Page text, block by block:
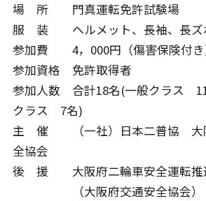
場 所 門真運転免許試験場
服 装 ヘルメット、長袖、長ズ
参加費 4，000円（傷害保険付き
参加資格 免許取得者
参加人数 合計18名(一般クラス
クラス 7名)
主 催 （一社）日本二普協 大
全協会
後 援 大阪府二輪車安全運転推
（大阪府交通安全協会）